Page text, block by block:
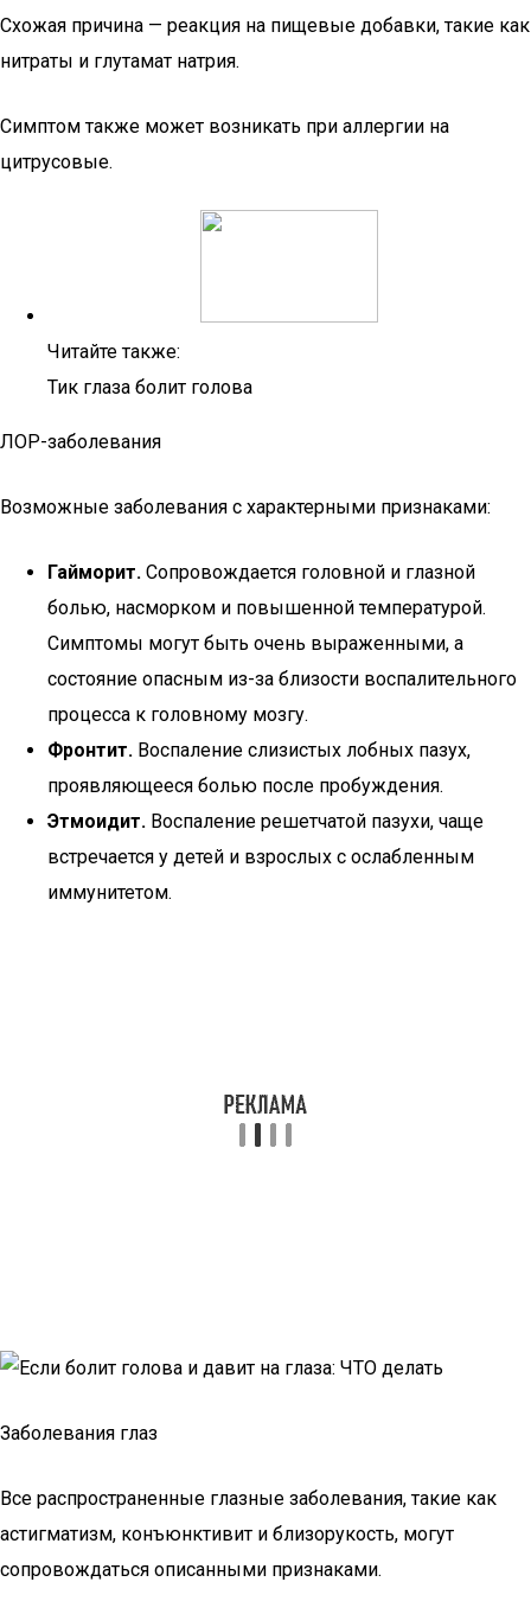
Схожая причина — реакция на пищевые добавки, такие как
нитраты и глутамат натрия.
Симптом также может возникать при аллергии на
цитрусовые.
Читайте также:
Тик глаза болит голова
ЛОР-заболевания
Возможные заболевания с характерными признаками:
Гайморит. Сопровождается головной и глазной
болью, насморком и повышенной температурой.
Симптомы могут быть очень выраженными, а
состояние опасным из-за близости воспалительного
процесса к головному мозгу.
Фронтит. Воспаление слизистых лобных пазух,
проявляющееся болью после пробуждения.
Этмоидит. Воспаление решетчатой пазухи, чаще
встречается у детей и взрослых с ослабленным
иммунитетом.
Заболевания глаз
Все распространенные глазные заболевания, такие как
астигматизм, конъюнктивит и близорукость, могут
сопровождаться описанными признаками.